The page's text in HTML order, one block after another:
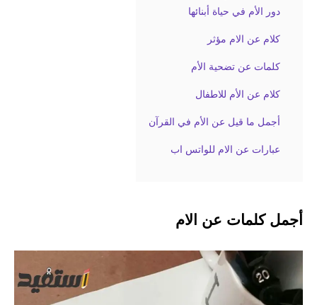
دور الأم في حياة أبنائها
كلام عن الام مؤثر
كلمات عن تضحية الأم
كلام عن الأم للاطفال
أجمل ما قيل عن الأم في القرآن
عبارات عن الام للواتس اب
أجمل كلمات عن الام